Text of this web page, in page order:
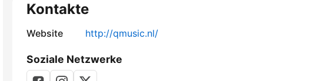
Kontakte
Website http://qmusic.nl/
Soziale Netzwerke